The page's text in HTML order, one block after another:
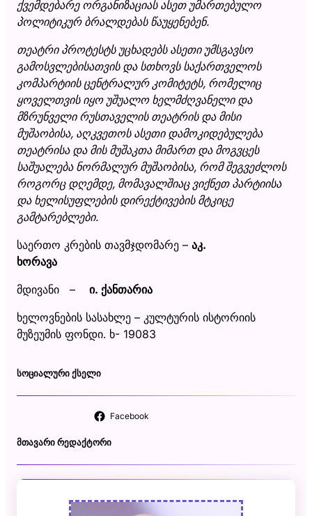
ქვემდებარე ორგანიზაციას ასეთ უმართებულო
პოლიტიკურ ბრალდებას წაუყენებენ.
თეატრი პროტესტს უცხადებს ასეთი უმსგავსო
გამოსვლებისათვის და სთხოვს საქართველოს
კომპარტიის ცენტრალურ კომიტეტს, რომელიც
ყოველთვის იყო უშუალო ხელმძღვანელი და
მზრუნველი რუსთაველის თეატრის და მისი
მუშაობისა, აღკვეთოს ასეთი დამოკიდებულება
თეატრისა და მის მუშაკთა მიმართ და მოგვცეს
საშუალება ნორმალურ მუშაობისა, რომ შეგვეძლოს
როგორც დღემდე, მომავალშიაც ვიქნეთ პარტიისა
და ხელისუფლების დირექტივების მტკიცე
გამტარებლები.
საერთო კრების თავმჯდომარე – აკ.
ხორავა
მდივანი – ი. ქანთარია
ხელოვნების სასახლე – კულტურის ისტორიის
მუზეუმის ფონდი. ხ- 19083
ᲡᲝᲪᲘᲐᲚᲣᲠᲘ ᲥᲡᲔᲚᲘ
Facebook
ᲛᲗᲐᲕᲐᲠᲘ ᲠᲔᲓᲐᲥᲢᲝᲠᲘ